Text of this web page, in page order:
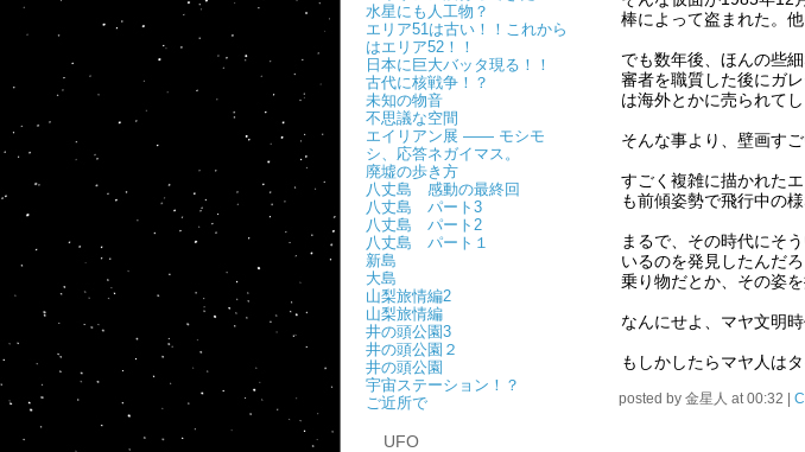
水星にも人工物？
エリア51は古い！！これから
はエリア52！！
日本に巨大バッタ現る！！
古代に核戦争！？
未知の物音
不思議な空間
エイリアン展 ―― モシモ
シ、応答ネガイマス。
廃墟の歩き方
八丈島 感動の最終回
八丈島 パート3
八丈島 パート2
八丈島 パート１
新島
大島
山梨旅情編2
山梨旅情編
井の頭公園3
井の頭公園２
井の頭公園
宇宙ステーション！？
ご近所で
UFO
棒によって盗まれた。
でも数年後、ほんの些
審者を職質した後にガ
は海外とかに売られて
そんな事より、壁画すご
すごく複雑に描かれた
も前傾姿勢で飛行中の
まるで、その時代にそ
いるのを発見したんだ
乗り物だとか、その姿
なんにせよ、マヤ文明
もしかしたらマヤ人は
posted by 金星人 at 00:32